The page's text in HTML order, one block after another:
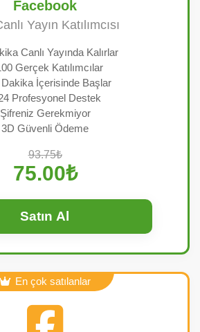
Facebook
Yayın Katılımcısı
Canlı Yayında Kalırlar
Gerçek Katılımcılar
Dakika İçerisinde Başlar
Profesyonel Destek
Şifreniz Gerekmiyor
3D Güvenli Ödeme
93.75₺
75.00₺
Satın Al
En çok satılanlar